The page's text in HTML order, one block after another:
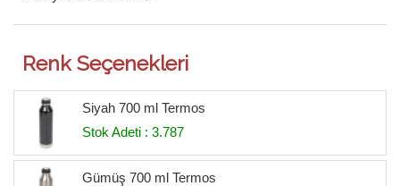
Renk Seçenekleri
Siyah 700 ml Termos
Stok Adeti : 3.787
Gümüş 700 ml Termos